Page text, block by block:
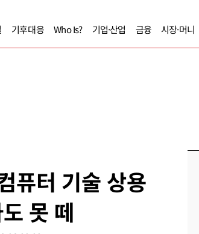
기후대응 Who Is? 기업·산업 금융 시장·머니
퓨터 기술 상용
못 떼